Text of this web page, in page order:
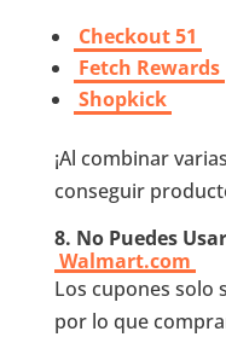
Checkout 51
Fetch Rewards
Shopkick
¡Al combinar
conseguir
8. No Puedes
Walmart.com
Los cupones solo
por lo que